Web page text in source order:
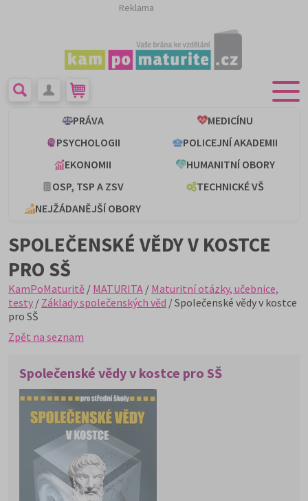
Reklama
PRÁVA
MEDICÍNU
PSYCHOLOGII
POLICEJNÍ AKADEMII
EKONOMII
HUMANITNÍ OBORY
OSP, TSP A ZSV
TECHNICKÉ VŠ
NEJŽÁDANĚJŠÍ OBORY
SPOLEČENSKÉ VĚDY V KOSTCE
PRO SŠ
KamPoMaturitě / MATURITA / Maturitní otázky, učebnice,
testy / Základy společenských věd / Společenské vědy v kostce
pro SŠ
Zpět na seznam
Společenské vědy v kostce pro SŠ